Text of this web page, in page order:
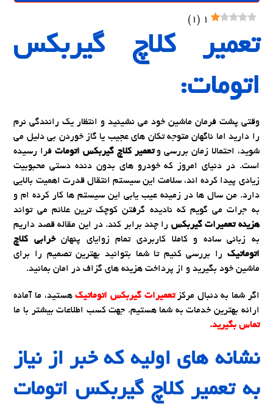
1
(
1
)
تعمیر کلاچ گیربکس
اتومات:
وقتی پشت فرمان ماشین خود می نشینید و انتظار یک رانندگی نرم
را دارید اما ناگهان متوجه تکان های عجیب یا گاز خوردن بی دلیل می
شوید، احتمالا زمان بررسی وتعمیر کلاچ گیربکس اتوماتفرا رسیده
است. در دنیای امروز که خودرو های بدون دنده دستی محبوبیت
زیادی پیدا کرده اند، سلامت این سیستم انتقال قدرت اهمیت بالایی
دارد. من سال ها در زمینه عیب یابی این سیستم ها کار کرده ام و
به جرات می گویم که نادیده گرفتن کوچک ترین علائم می تواند
هزینه تعمیرات گیربکس را چند برابر کند. در این مقاله قصد داریم
به زبانی ساده و کاملا کاربردی تمام زوایای پنهانخرابی کلاچ
اتوماتیک را بررسی کنیم تا شما بتوانید بهترین تصمیم را برای
ماشین خود بگیرید و از پرداخت هزینه های گزاف در امان بمانید.
اگر شما به دنبال مرکزتعمیرات گیربکس اتوماتیکهستید، ما آماده
ارائه بهترین خدمات به شما هستیم. جهت کسب اطلاعات بیشتر با ما
تماس بگیرید.
نشانه های اولیه که خبر از نیاز
بهتعمیر کلاچ گیربکس اتومات